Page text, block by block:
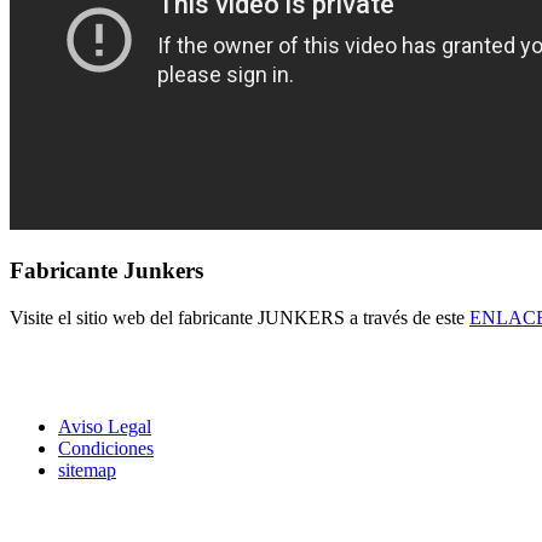
Fabricante Junkers
Visite el sitio web del fabricante JUNKERS a través de este
Aviso Legal
Condiciones
sitemap